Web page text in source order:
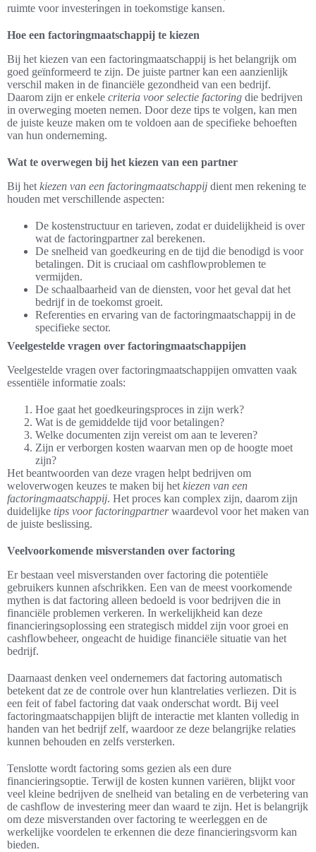
ruimte voor investeringen in toekomstige kansen.
Hoe een factoringmaatschappij te kiezen
Bij het kiezen van een factoringmaatschappij is het belangrijk om
goed geïnformeerd te zijn. De juiste partner kan een aanzienlijk
verschil maken in de financiële gezondheid van een bedrijf.
Daarom zijn er enkele criteria voor selectie factoring die bedrijven
in overweging moeten nemen. Door deze tips te volgen, kan men
de juiste keuze maken om te voldoen aan de specifieke behoeften
van hun onderneming.
Wat te overwegen bij het kiezen van een partner
Bij het kiezen van een factoringmaatschappij dient men rekening te
houden met verschillende aspecten:
De kostenstructuur en tarieven, zodat er duidelijkheid is over
wat de factoringpartner zal berekenen.
De snelheid van goedkeuring en de tijd die benodigd is voor
betalingen. Dit is cruciaal om cashflowproblemen te
vermijden.
De schaalbaarheid van de diensten, voor het geval dat het
bedrijf in de toekomst groeit.
Referenties en ervaring van de factoringmaatschappij in de
specifieke sector.
Veelgestelde vragen over factoringmaatschappijen
Veelgestelde vragen over factoringmaatschappijen omvatten vaak
essentiële informatie zoals:
Hoe gaat het goedkeuringsproces in zijn werk?
Wat is de gemiddelde tijd voor betalingen?
Welke documenten zijn vereist om aan te leveren?
Zijn er verborgen kosten waarvan men op de hoogte moet
zijn?
Het beantwoorden van deze vragen helpt bedrijven om
weloverwogen keuzes te maken bij het kiezen van een
factoringmaatschappij. Het proces kan complex zijn, daarom zijn
duidelijke tips voor factoringpartnerwaardevol voor het maken van
de juiste beslissing.
Veelvoorkomende misverstanden over factoring
Er bestaan veel misverstanden over factoring die potentiële
gebruikers kunnen afschrikken. Een van de meest voorkomende
mythen is dat factoring alleen bedoeld is voor bedrijven die in
financiële problemen verkeren. In werkelijkheid kan deze
financieringsoplossing een strategisch middel zijn voor groei en
cashflowbeheer, ongeacht de huidige financiële situatie van het
bedrijf.
Daarnaast denken veel ondernemers dat factoring automatisch
betekent dat ze de controle over hun klantrelaties verliezen. Dit is
een feit of fabel factoring dat vaak onderschat wordt. Bij veel
factoringmaatschappijen blijft de interactie met klanten volledig in
handen van het bedrijf zelf, waardoor ze deze belangrijke relaties
kunnen behouden en zelfs versterken.
Tenslotte wordt factoring soms gezien als een dure
financieringsoptie. Terwijl de kosten kunnen variëren, blijkt voor
veel kleine bedrijven de snelheid van betaling en de verbetering van
de cashflow de investering meer dan waard te zijn. Het is belangrijk
om deze misverstanden over factoring te weerleggen en de
werkelijke voordelen te erkennen die deze financieringsvorm kan
bieden.